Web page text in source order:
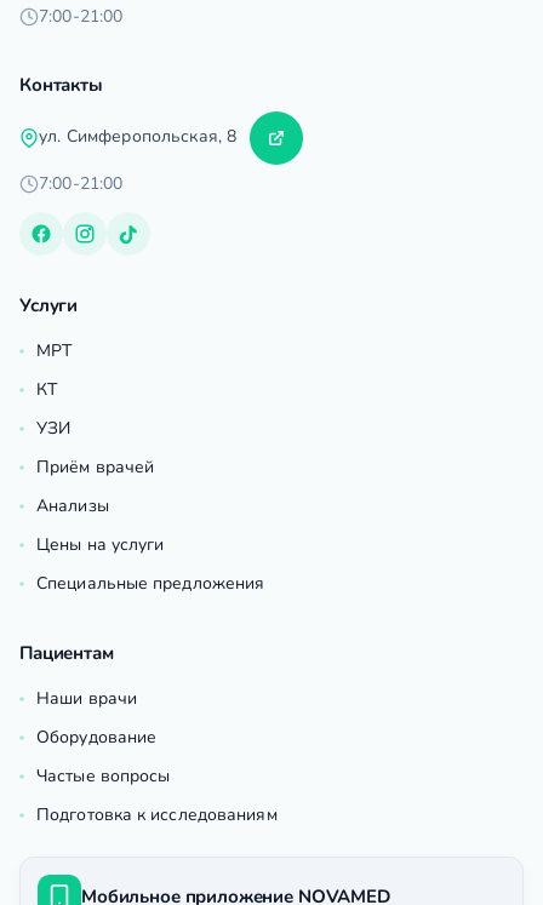
7:00-21:00
Контакты
ул. Симферопольская, 8
7:00-21:00
Услуги
МРТ
КТ
УЗИ
Приём врачей
Анализы
Цены на услуги
Специальные предложения
Пациентам
Наши врачи
Оборудование
Частые вопросы
Подготовка к исследованиям
Мобильное приложение NOVAMED